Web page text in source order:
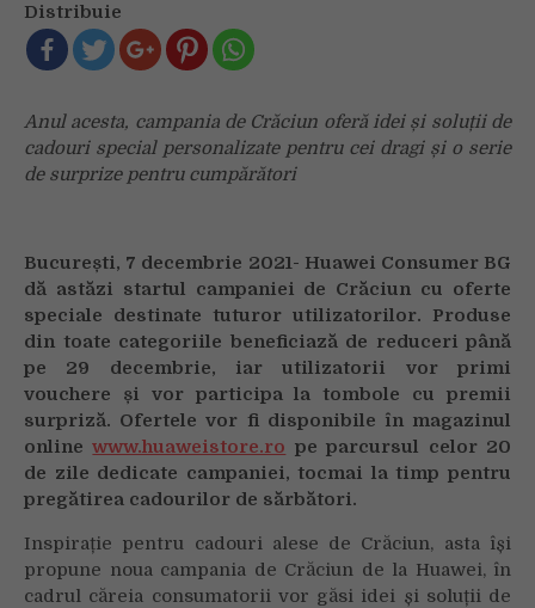
startul
campaniei
de
cu
o
serie
dedicate
și
multe
surprize
Distribuie
Anul acesta, campania de Crăciun oferă idei și soluții de
cadouri special personalizate pentru cei dragi și o serie
de surprize pentru cumpărători
București, 7 decembrie 2021- Huawei Consumer BG
dă astăzi startul campaniei de Crăciun cu oferte
speciale destinate tuturor utilizatorilor. Produse
din toate categoriile beneficiază de reduceri până
pe 29 decembrie, iar utilizatorii vor primi
vouchere și vor participa la tombole cu premii
surpriză. Ofertele vor fi disponibile în magazinul
online www.huaweistore.ro pe parcursul celor 20
de zile dedicate campaniei, tocmai la timp pentru
pregătirea cadourilor de sărbători.
Inspirație pentru cadouri alese de Crăciun, asta își
propune noua campania de Crăciun de la Huawei, în
cadrul căreia consumatorii vor găsi idei și soluții de